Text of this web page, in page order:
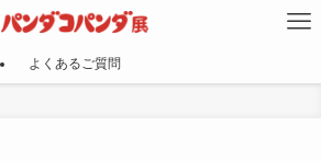
よくあるご質問